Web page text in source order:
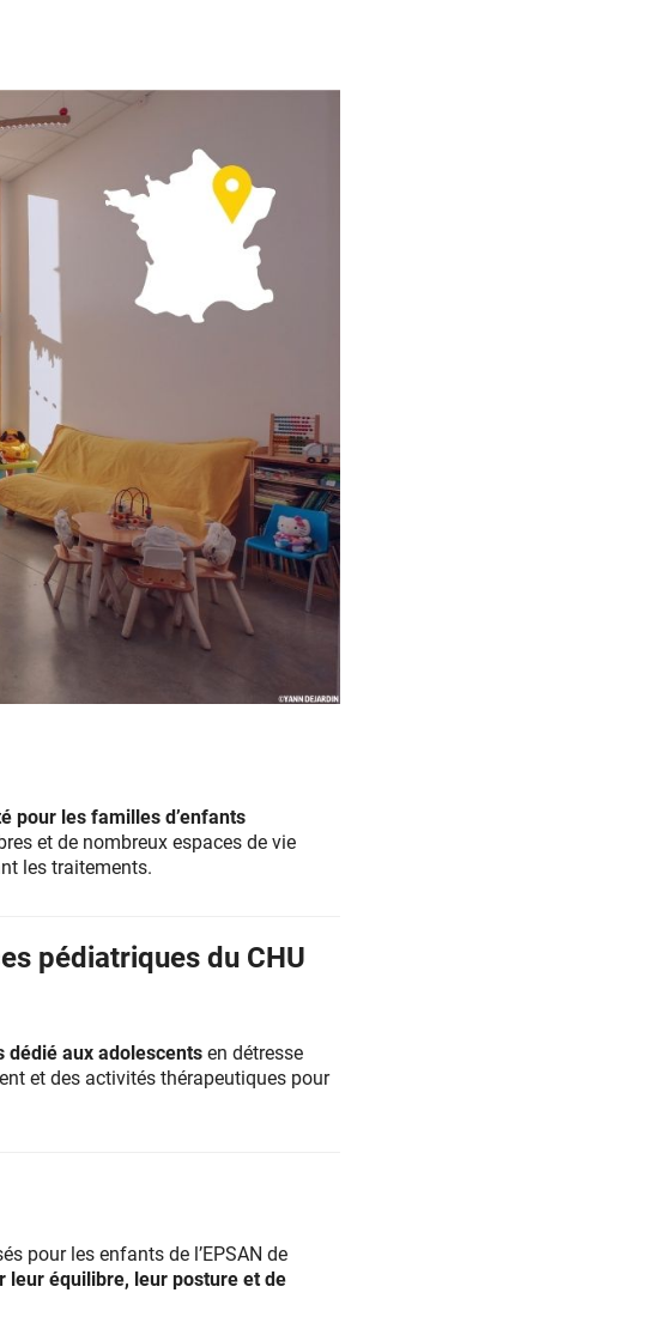
pour les familles d’enfants
et de nombreux espaces de vie
les traitements.
pédiatriques du CHU
dédié aux adolescents en détresse
et des activités thérapeutiques pour
pour les enfants de l’EPSAN de
leur équilibre, leur posture et de